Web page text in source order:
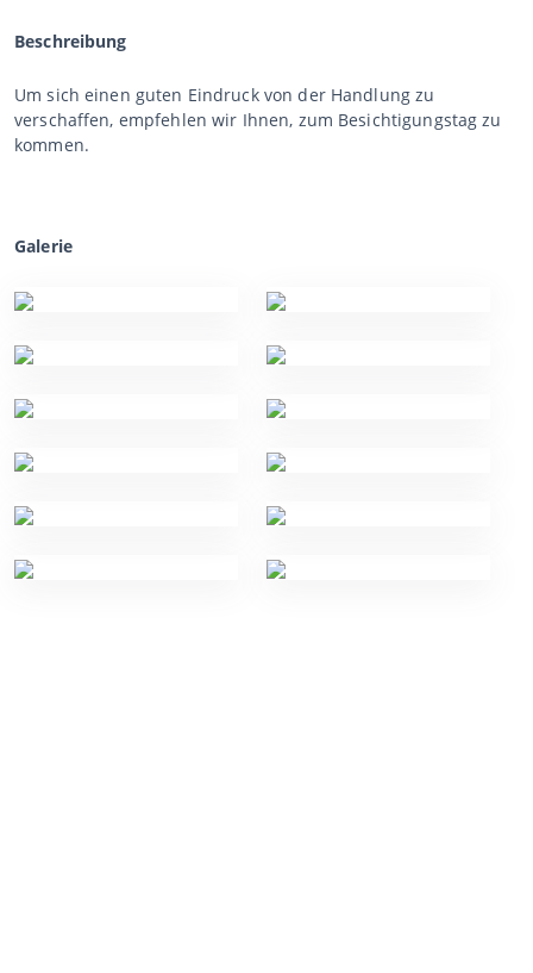
Beschreibung
Um sich einen guten Eindruck von der Handlung zu
verschaffen, empfehlen wir Ihnen, zum Besichtigungstag zu
kommen.
Galerie